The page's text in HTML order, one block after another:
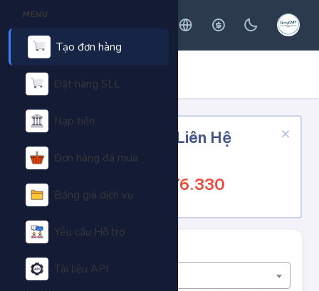
MENU
Tạo đơn hàng
Đặt hàng SLL
Nạp tiền
Đơn hàng đã mua
Bảng giá dịch vụ
Yêu cầu Hỗ trợ
Tài liệu API
Trang chủ Đặt hàng dịch vụ
Có Vấn Đề Cần Cứ Liên Hệ
ADM
SĐT/Zalo:
0358.376.330
Nhập tên dịch vụ để tìm kiếm